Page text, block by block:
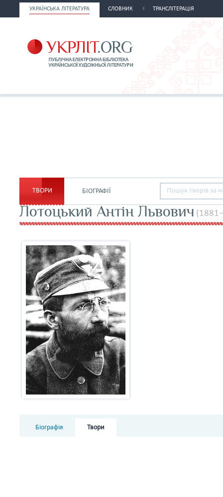
УКРАЇНСЬКА ЛІТЕРАТУРА СЛОВНИК ТРАНСЛІТЕРАЦІЯ
ТВОРИ БІОГРАФІЇ
Лотоцький Антін Львович
Біографія Твори